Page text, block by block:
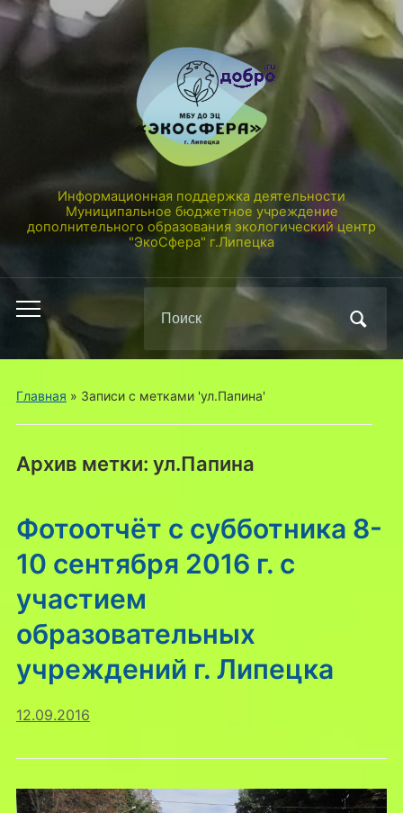
Информационная поддержка деятельности
Муниципальное бюджетное учреждение
дополнительного образования экологический центр
"ЭкоСфера" г.Липецка
Переключить
мобильное
меню
по:
Главная » Записи с метками 'ул.Папина'
Архив метки: ул.Папина
Фотоотчёт с субботника 8-
10 сентября 2016 г. с
участием
образовательных
учреждений г. Липецка
12.09.2016